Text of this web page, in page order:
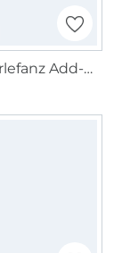
E-Book Firlefanz Add-On Crop Shirt Pinia Damen